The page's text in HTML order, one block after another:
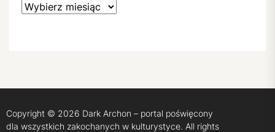
Copyright © 2026 Dark Archon – portal poświęcony
dla wszystkich zakochanych w kulturystyce. All rights